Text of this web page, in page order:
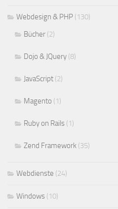
Webdesign & PHP (130)
Bücher (2)
Dojo & JQuery (8)
JavaScript (2)
Magento (1)
Ruby on Rails (1)
Zend Framework (35)
Webdienste (24)
Windows (10)